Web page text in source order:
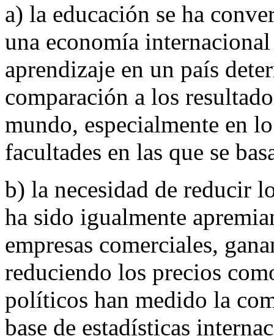
a) la educación se ha
una economía
aprendizaje en un país
comparación a los
mundo, especialmente en
facultades en las que se
b) la necesidad de reducir
ha sido igualmente
empresas comerciales,
reduciendo los precios
políticos han medido la
base de estadísticas